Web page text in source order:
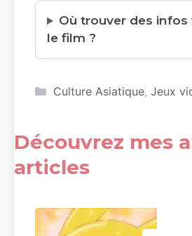
Où trouver des infos
le film ?
Catégories
Culture Asiatique, Jeux
Découvrez mes
articles